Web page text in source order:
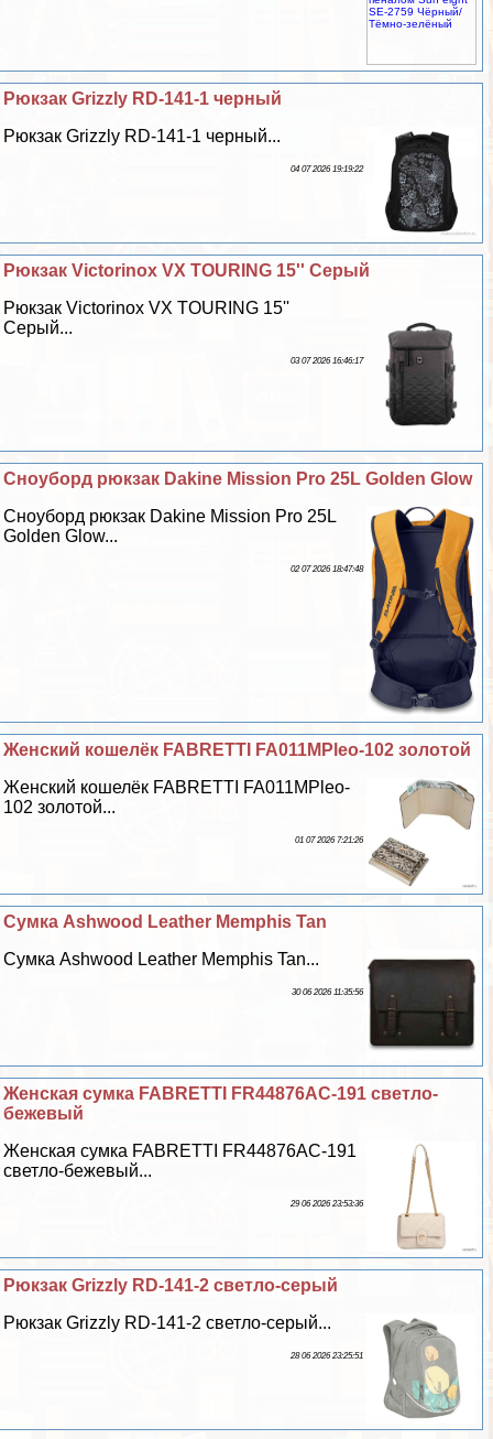
Рюкзак Grizzly RD-141-1 черный
Рюкзак Grizzly RD-141-1 черный...
04 07 2026 19:19:22
Рюкзак Victorinox VX TOURING 15'' Серый
Рюкзак Victorinox VX TOURING 15''
Серый...
03 07 2026 16:46:17
Сноуборд рюкзак Dakine Mission Pro 25L Golden Glow
Сноуборд рюкзак Dakine Mission Pro 25L
Golden Glow...
02 07 2026 18:47:48
Женский кошелёк FABRETTI FA011MPleo-102 золотой
Женский кошелёк FABRETTI FA011MPleo-
102 золотой...
01 07 2026 7:21:26
Cумка Ashwood Leather Memphis Tan
Cумка Ashwood Leather Memphis Tan...
30 06 2026 11:35:56
Женская сумка FABRETTI FR44876AC-191 светло-
бежевый
Женская сумка FABRETTI FR44876AC-191
светло-бежевый...
29 06 2026 23:53:36
Рюкзак Grizzly RD-141-2 светло-серый
Рюкзак Grizzly RD-141-2 светло-серый...
28 06 2026 23:25:51